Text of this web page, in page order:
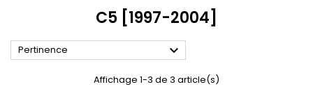
C5 [1997-2004]
Pertinence 
Affichage 1-3 de 3 article(s)